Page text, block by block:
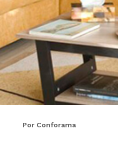
Por Conforama